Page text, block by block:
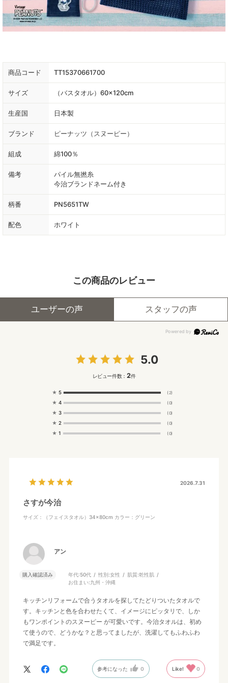
商品コード TT15370661700
サイズ （バスタオル）60×120cm
生産国 日本製
ブランド ピーナッツ（スヌーピー）
組成 綿100％
備考
パイル無撚糸
今治ブランドネーム付き
柄番 PN5651TW
配色 ホワイト
この商品のレビュー
ユーザーの声 スタッフの声
5.0
レビュー件数： 2件
★ 5 (2)
★ 4 (0)
★ 3 (0)
★ 2 (0)
★ 1 (0)
2026.7.31
さすが今治
サイズ：（フェイスタオル）34×80cm カラー：グリーン
アン
購入確認済み 年代:50代 性別:女性 肌質:乾性肌
お住まい:九州・沖縄
キッチンリフォームで合うタオルを探してたどりついたタオルで
す。キッチンと色を合わせたくて、イメージにピッタリで、しか
もワンポイントのスヌーピー が可愛いです。今治タオルは、初め
て使うので、どうかな？と思ってましたが、洗濯してもふわふわ
で満足です。
参考になった 0 Like! 0